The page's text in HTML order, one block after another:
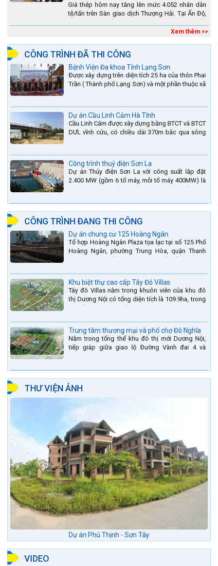
Giá thép hôm nay tăng lên mức 4.052 nhân dân
tệ/tấn trên Sàn giao dịch Thượng Hải. Tại Ấn Độ,
Xem thêm >>
CÔNG TRÌNH ĐÃ THI CÔNG
Bệnh Viện Đa khoa Tỉnh Lạng Sơn
Được xây dựng trên diện tích 25 ha của thôn Phai
Trần ( Thành phố Lạng Sơn) và một phần thuộc xã
Dự án Cầu Linh Cảm Hà Tĩnh
Cầu Linh Cảm được xây dựng bằng BTCT và BTCT
DƯL vĩnh cửu, có chiều dài 370m bắc qua sông
Công trình thuỷ điện Sơn La
Dự án Thủy điện Sơn La với công suất lắp đặt
2.400 MW (gồm 6 tổ máy, mỗi tổ máy 400MW) là
CÔNG TRÌNH ĐANG THI CÔNG
Dự án chung cư 125 Hoàng Ngân
Tổ hợp Hoàng Ngân Plaza tọa lạc tại số 125 Phố
Hoàng Ngân, phường Trung Hòa, quận Thanh
Khu biệt thự cao cấp Tây Đô Villas
Tây đô Villas nằm trong khuôn viên của khu đô
thị Dương Nội có tổng diện tích là 109.9ha, trong
Trung tâm thương mại và phố chợ Đô Nghĩa
Nằm trong tổng thể khu đô thị mới Dương Nội,
tiếp giáp giữa giao lộ Đường Vành đai 4 và
THƯ VIỆN ẢNH
Dự án Phú Thịnh - Sơn Tây
VIDEO